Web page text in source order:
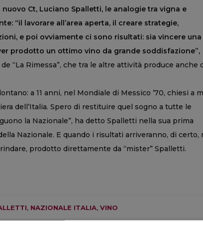
nuovo Ct, Luciano Spalletti, le analogie tra vigna e
“il lavorare all’area aperta, il creare strategie,
e poi ovviamente ci sono risultati: sia vincere una
prodotto un ottimo vino da grande soddisfazione”,
“La Rimessa”, che tra le altre attività produce anche
a 11 anni, nel Mondiale di Messico ’70, chiesi a
dell’Italia. Spero di restituire quel sogno a tutte le
la Nazionale”, ha detto Spalletti nella sua prima
Nazionale. E quando i risultati arriveranno, di certo,
prodotto direttamente da “mister” Spalletti.
, NAZIONALE ITALIA, VINO